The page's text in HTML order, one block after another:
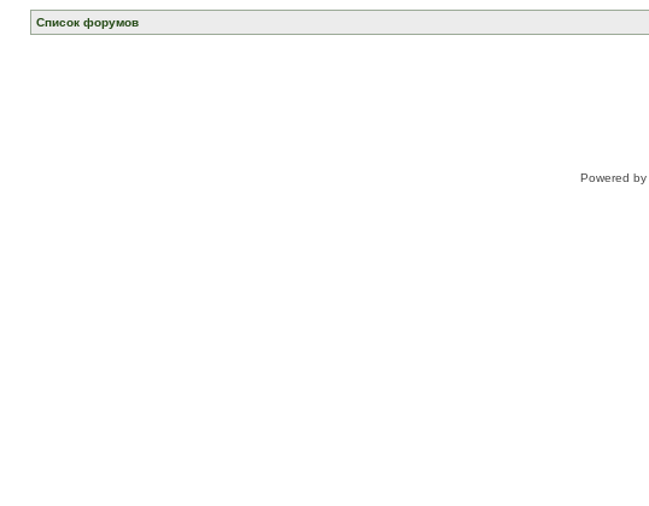
Список форумов
Powered by